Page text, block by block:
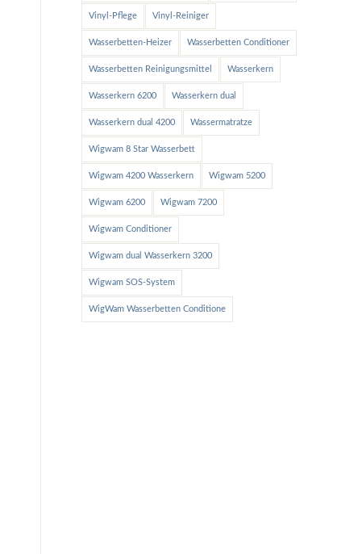
Vinyl-Pflege Vinyl-Reiniger
Wasserbetten-Heizer Wasserbetten Conditioner
Wasserbetten Reinigungsmittel Wasserkern
Wasserkern 6200 Wasserkern dual
Wasserkern dual 4200 Wassermatratze
Wigwam 8 Star Wasserbett
Wigwam 4200 Wasserkern Wigwam 5200
Wigwam 6200 Wigwam 7200
Wigwam Conditioner
Wigwam dual Wasserkern 3200
Wigwam SOS-System
WigWam Wasserbetten Conditione